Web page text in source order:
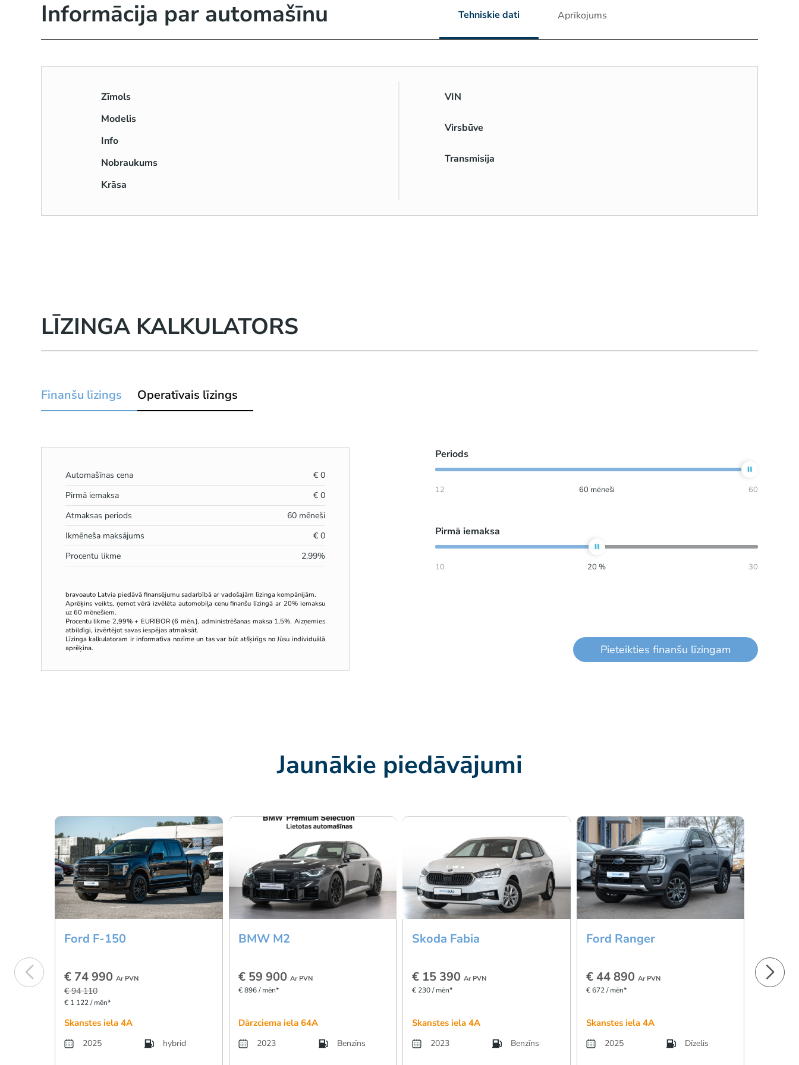
Informācija par automašīnu Tehniskie dati Aprīkojums
Zīmols
Modelis
Info
Nobraukums
Krāsa
VIN
Virsbūve
Transmisija
LĪZINGA KALKULATORS
Finanšu līzings Operatīvais līzings
Automašīnas cena € 0
Pirmā iemaksa
€ 0
Atmaksas periods
60mēneši
Ikmēneša maksājums
€ 0
Procentu likme
2.99%
bravoauto Latvia piedāvā finansējumu sadarbībā ar vadošajām līzinga kompānijām.
Aprēķins veikts, ņemot vērā izvēlēta automobiļa cenu finanšu līzingā ar 20% iemaksu
uz 60 mēnešiem.
Procentu likme 2,99% + EURIBOR (6 mēn.), administrēšanas maksa 1,5%. Aizņemies
atbildīgi, izvērtējot savas iespējas atmaksāt.
Līzinga kalkulatoram ir informatīva nozīme un tas var būt atšķirīgs no Jūsu individuālā
aprēķina.
Periods
12 60 mēneši 60
Pirmā iemaksa
10 20 % 30
Pieteikties finanšu līzingam
Jaunākie piedāvājumi
Ford F-150
€ 74 990Ar PVN
€ 94 110
€ 1 122 / mēn*
Skanstes iela 4A
2025 hybrid
BMW M2
€ 59 900 Ar PVN
€ 896 / mēn*
Dārzciema iela 64A
2023 Benzīns
Skoda Fabia
€ 15 390Ar PVN
€ 230 / mēn*
Skanstes iela 4A
2023 Benzīns
Ford Ranger
€ 44 890 Ar PVN
€ 672 / mēn*
Skanstes iela 4A
2025 Dīzelis
€ 44
€ 672 /